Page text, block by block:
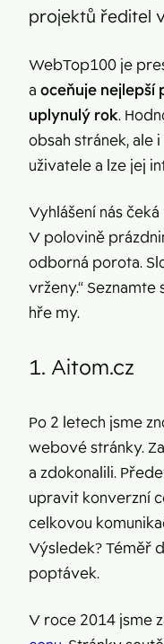
projektů ředitel
WebTop100 je
a oceňuje nejlepší
uplynulý rok.
obsah stránek,
uživatele a lze jej
Vyhlášení nás čeká
V polovině
odborná porota.
vrženy.“
hře my.
1. Aitom.cz
Po 2 letech jsme
webové stránky.
a zdokonalili.
upravit konverzní
celkovou
Výsledek? Téměř
poptávek.
V roce 2014 jsme